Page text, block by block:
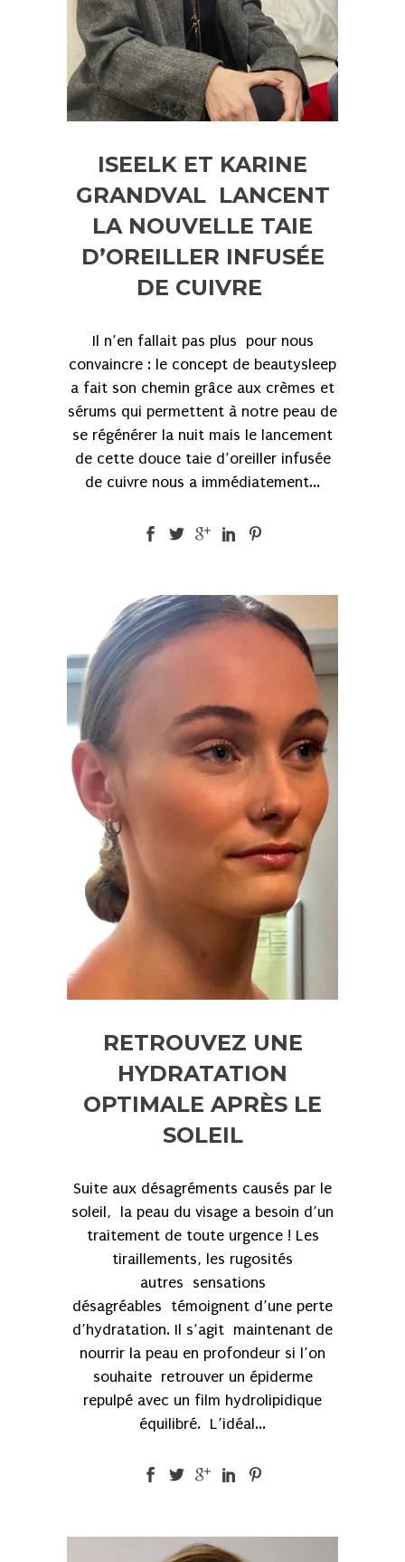
ISEELK ET KARINE
GRANDVAL LANCENT
LA NOUVELLE TAIE
D’OREILLER INFUSÉE
DE CUIVRE
Il n’en fallait pas plus pour nous
convaincre : le concept de beautysleep
a fait son chemin grâce aux crèmes et
sérums qui permettent à notre peau de
se régénérer la nuit mais le lancement
de cette douce taie d’oreiller infusée
de cuivre nous a immédiatement...
RETROUVEZ UNE
HYDRATATION
OPTIMALE APRÈS LE
SOLEIL
Suite aux désagréments causés par le
soleil, la peau du visage a besoin d’un
traitement de toute urgence ! Les
tiraillements, les rugosités
autres sensations
désagréables témoignent d’une perte
d’hydratation. Il s’agit maintenant de
nourrir la peau en profondeur si l’on
souhaite retrouver un épiderme
repulpé avec un film hydrolipidique
équilibré. L’idéal...